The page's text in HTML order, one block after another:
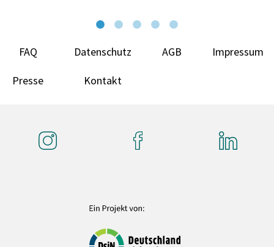
FAQ Datenschutz AGB Impressum
Presse Kontakt